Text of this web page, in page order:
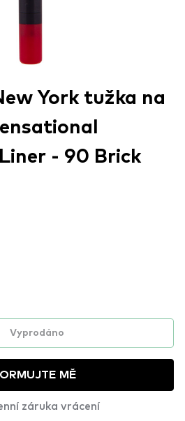
York tužka na
- 90 Brick
Vyprodáno
MĚ
záruka vrácení